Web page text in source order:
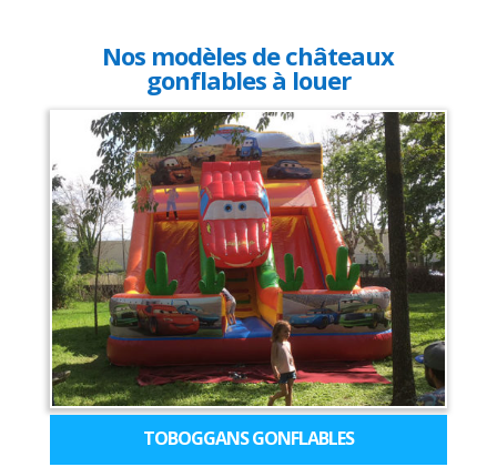
Nos modèles de châteaux
gonflables à louer
TOBOGGANS GONFLABLES